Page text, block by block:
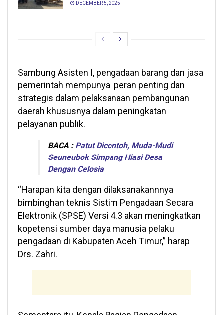
DECEMBER 5, 2025
Sambung Asisten I, pengadaan barang dan jasa
pemerintah mempunyai peran penting dan
strategis dalam pelaksanaan pembangunan
daerah khususnya dalam peningkatan
pelayanan publik.
BACA : Patut Dicontoh, Muda-Mudi
Seuneubok Simpang Hiasi Desa
Dengan Celosia
“Harapan kita dengan dilaksanakannnya
bimbinghan teknis Sistim Pengadaan Secara
Elektronik (SPSE) Versi 4.3 akan meningkatkan
kopetensi sumber daya manusia pelaku
pengadaan di Kabupaten Aceh Timur,” harap
Drs. Zahri.